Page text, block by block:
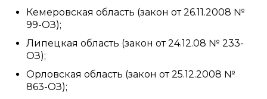
Кемеровская область (закон от 26.11.2008 №
99-ОЗ);
Липецкая область (закон от 24.12.08 № 233-
ОЗ);
Орловская область (закон от 25.12.2008 №
863-ОЗ);